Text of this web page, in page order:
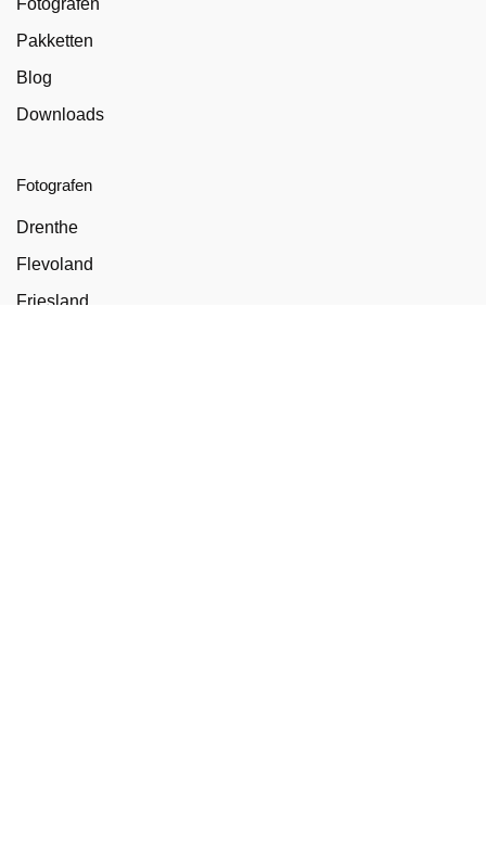
Fotografen
Pakketten
Blog
Downloads
Fotografen
Drenthe
Flevoland
Friesland